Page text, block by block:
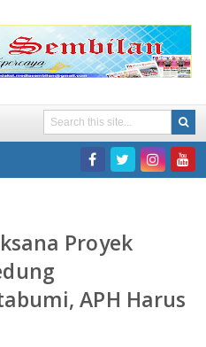
Proyek
APH Harus